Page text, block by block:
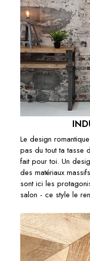
Le design
pas du tout ta tasse
fait pour toi. Un
des matériaux
sont ici les
salon - ce style le